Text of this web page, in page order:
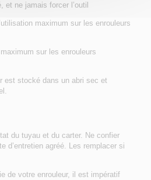
et ne jamais forcer l’outil
maximum sur les enrouleurs
sur les enrouleurs
est stocké dans un abri sec et
du tuyau et du carter. Ne confier
d’entretien agréé. Les remplacer si
de votre enrouleur, il est impératif